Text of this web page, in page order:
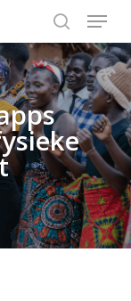
search
Menu
Close
Menu